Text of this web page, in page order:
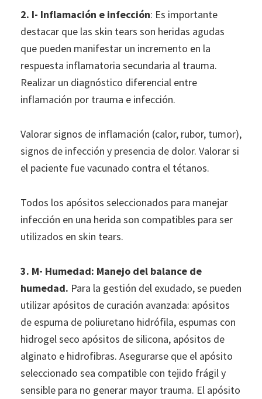
2. I- Inflamación e infección: Es importante
destacar que las skin tears son heridas agudas
que pueden manifestar un incremento en la
respuesta inflamatoria secundaria al trauma.
Realizar un diagnóstico diferencial entre
inflamación por trauma e infección.
Valorar signos de inflamación (calor, rubor, tumor),
signos de infección y presencia de dolor. Valorar si
el paciente fue vacunado contra el tétanos.
Todos los apósitos seleccionados para manejar
infección en una herida son compatibles para ser
utilizados en skin tears.
3. M- Humedad: Manejo del balance de
humedad. Para la gestión del exudado, se pueden
utilizar apósitos de curación avanzada: apósitos
de espuma de poliuretano hidrófila, espumas con
hidrogel seco apósitos de silicona, apósitos de
alginato e hidrofibras. Asegurarse que el apósito
seleccionado sea compatible con tejido frágil y
sensible para no generar mayor trauma. El apósito